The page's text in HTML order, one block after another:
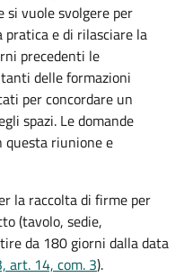
si vuole svolgere per
e di rilasciare la
precedenti le
delle formazioni
per concordare un
spazi. Le domande
riunione e
la raccolta di firme per
(tavolo, sedie,
da 180 giorni dalla data
art. 14, com. 3).